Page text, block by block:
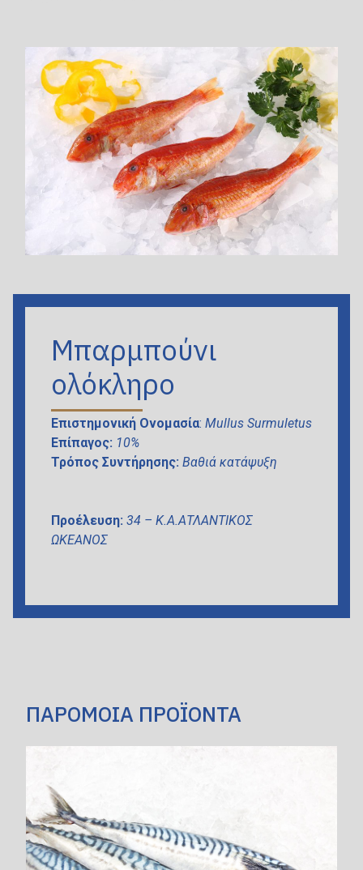
Μπαρμπούνι
ολόκληρο
Επιστημονική Ονομασία: Mullus Surmuletus
Επίπαγος: 10%
Τρόπος Συντήρησης: Βαθιά κατάψυξη
Προέλευση: 34 – Κ.A.ΑΤΛΑΝΤΙΚΟΣ
ΩΚΕΑΝΟΣ
ΠΑΡΟΜΟΙΑ ΠΡΟΪΟΝΤΑ